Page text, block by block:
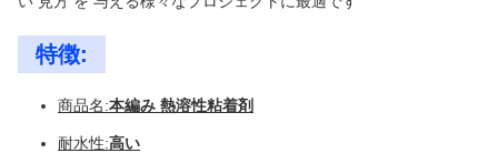
特徴:
商品名:本編み 熱溶性粘着剤
耐水性:高い